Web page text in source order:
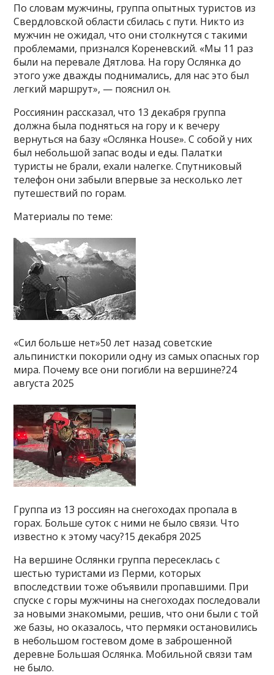
По словам мужчины, группа опытных туристов из
Свердловской области сбилась с пути. Никто из
мужчин не ожидал, что они столкнутся с такими
проблемами, признался Кореневский. «Мы 11 раз
были на перевале Дятлова. На гору Ослянка до
этого уже дважды поднимались, для нас это был
легкий маршрут», — пояснил он.
Россиянин рассказал, что 13 декабря группа
должна была подняться на гору и к вечеру
вернуться на базу «Ослянка House». С собой у них
был небольшой запас воды и еды. Палатки
туристы не брали, ехали налегке. Спутниковый
телефон они забыли впервые за несколько лет
путешествий по горам.
Материалы по теме:
«Сил больше нет»50 лет назад советские
альпинистки покорили одну из самых опасных гор
мира. Почему все они погибли на вершине?24
августа 2025
Группа из 13 россиян на снегоходах пропала в
горах. Больше суток с ними не было связи. Что
известно к этому часу?15 декабря 2025
На вершине Ослянки группа пересеклась с
шестью туристами из Перми, которых
впоследствии тоже объявили пропавшими. При
спуске с горы мужчины на снегоходах последовали
за новыми знакомыми, решив, что они были с той
же базы, но оказалось, что пермяки остановились
в небольшом гостевом доме в заброшенной
деревне Большая Ослянка. Мобильной связи там
не было.